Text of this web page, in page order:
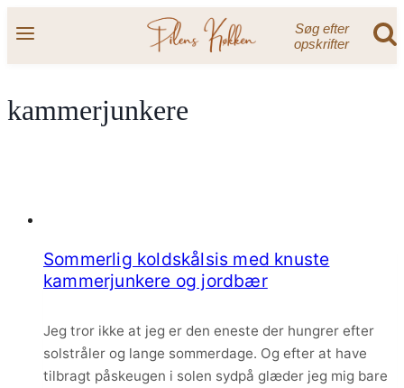
til
indhold
Søg efter
opskrifter
kammerjunkere
Sommerlig koldskålsis med knuste
kammerjunkere og jordbær
Jeg tror ikke at jeg er den eneste der hungrer efter
solstråler og lange sommerdage. Og efter at have
tilbragt påskeugen i solen sydpå glæder jeg mig bare